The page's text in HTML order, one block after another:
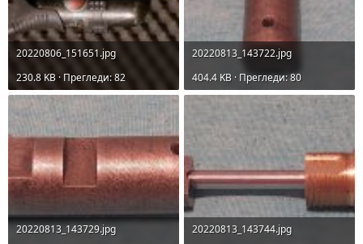
20220806_151651.jpg
230.8 KB · Прегледи: 82
20220813_143722.jpg
404.4 KB · Прегледи: 80
20220813_143729.jpg
20220813_143744.jpg